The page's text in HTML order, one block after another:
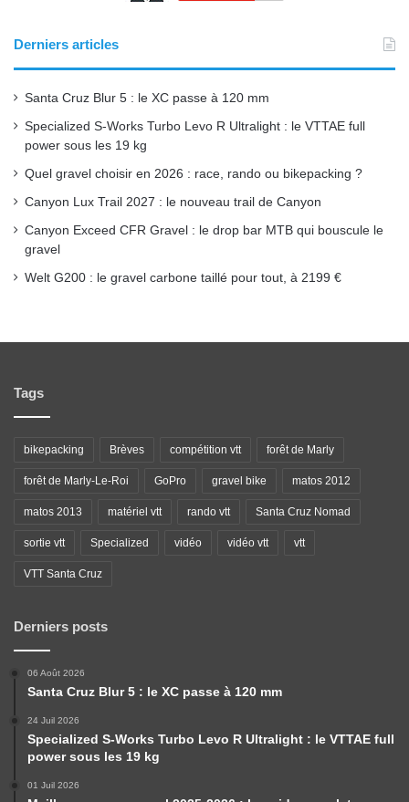
o
e
r
Derniers articles
Santa Cruz Blur 5 : le XC passe à 120 mm
Specialized S-Works Turbo Levo R Ultralight : le VTTAE full
power sous les 19 kg
Quel gravel choisir en 2026 : race, rando ou bikepacking ?
Canyon Lux Trail 2027 : le nouveau trail de Canyon
Canyon Exceed CFR Gravel : le drop bar MTB qui bouscule le
gravel
Welt G200 : le gravel carbone taillé pour tout, à 2199 €
Tags
bikepacking Brèves compétition vtt forêt de Marly
forêt de Marly-Le-Roi GoPro gravel bike matos 2012
matos 2013 matériel vtt rando vtt Santa Cruz Nomad
sortie vtt Specialized vidéo vidéo vtt vtt
VTT Santa Cruz
Derniers posts
06 Août 2026
Santa Cruz Blur 5 : le XC passe à 120 mm
24 Juil 2026
Specialized S-Works Turbo Levo R Ultralight : le VTTAE full
power sous les 19 kg
01 Juil 2026